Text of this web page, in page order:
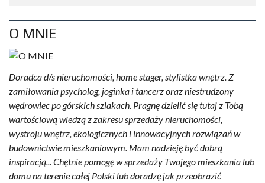
O MNIE
Doradca d/s nieruchomości, home stager, stylistka wnętrz. Z
zamiłowania psycholog, joginka i tancerz oraz niestrudzony
wędrowiec po górskich szlakach. Pragnę dzielić się tutaj z Tobą
wartościową wiedzą z zakresu sprzedaży nieruchomości,
wystroju wnętrz, ekologicznych i innowacyjnych rozwiązań w
budownictwie mieszkaniowym. Mam nadzieję być dobrą
inspiracją... Chętnie pomogę w sprzedaży Twojego mieszkania lub
domu na terenie całej Polski lub doradzę jak przeobrazić